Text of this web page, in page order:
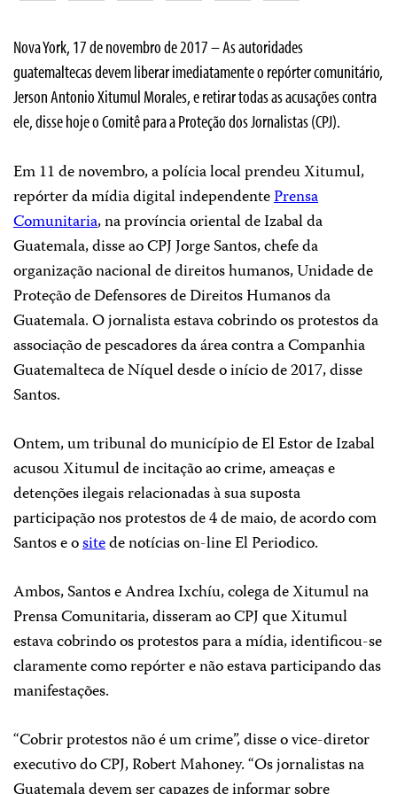
Nova York, 17 de novembro de 2017 – As autoridades
guatemaltecas devem liberar imediatamente o repórter comunitário,
Jerson Antonio Xitumul Morales, e retirar todas as acusações contra
ele, disse hoje o Comitê para a Proteção dos Jornalistas (CPJ).
Em 11 de novembro, a polícia local prendeu Xitumul,
repórter da mídia digital independentePrensa
Comunitaria, na província oriental de Izabal da
Guatemala, disse ao CPJ Jorge Santos, chefe da
organização nacional de direitos humanos, Unidade de
Proteção de Defensores de Direitos Humanos da
Guatemala. O jornalista estava cobrindo os protestos da
associação de pescadores da área contra a Companhia
Guatemalteca de Níquel desde o início de 2017, disse
Santos.
Ontem, um tribunal do município de El Estor de Izabal
acusou Xitumul de incitação ao crime, ameaças e
detenções ilegais relacionadas à sua suposta
participação nos protestos de 4 de maio, de acordo com
Santos e ositede notícias on-lineEl Periodico.
Ambos, Santos e Andrea Ixchíu, colega de Xitumul na
Prensa Comunitaria, disseram ao CPJ que Xitumul
estava cobrindo os protestos para a mídia, identificou-se
claramente como repórter e não estava participando das
manifestações.
“Cobrir protestos não é um crime”, disse o vice-diretor
executivo do CPJ, Robert Mahoney. “Os jornalistas na